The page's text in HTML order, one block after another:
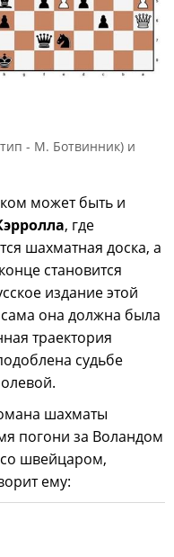
- М. Ботвинник) и
может быть и
, где
шахматная доска, а
становится
издание этой
сама она должна была
траектория
судьбе
шахматы
погони за Воландом
швейцаром,
ему: